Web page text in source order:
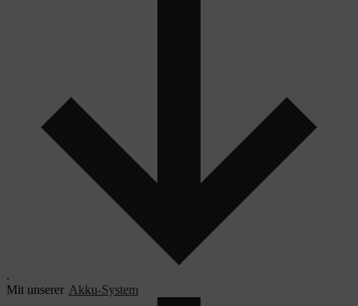
.
Mit unserer Akku-System